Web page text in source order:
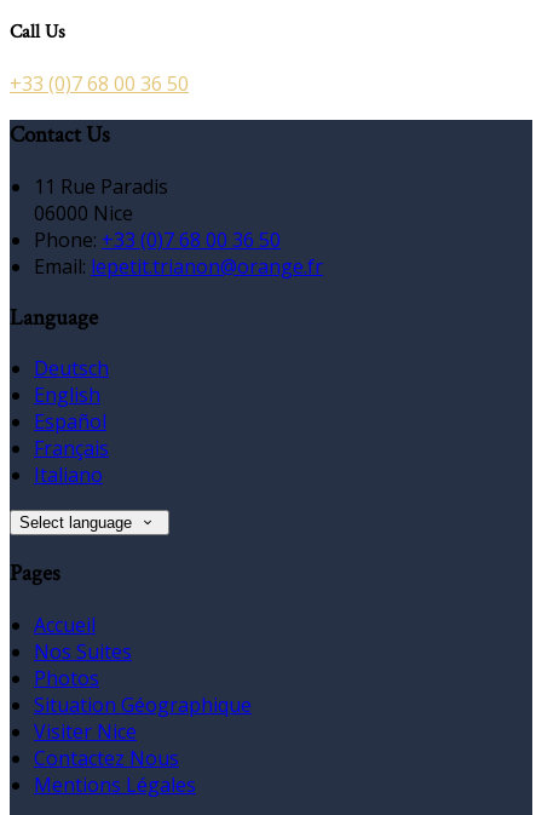
Call Us
+33 (0)7 68 00 36 50
Contact Us
11 Rue Paradis
06000 Nice
Phone: +33 (0)7 68 00 36 50
Email: lepetit.trianon@orange.fr
Language
Deutsch
English
Español
Français
Italiano
Select language
Pages
Accueil
Nos Suites
Photos
Situation Géographique
Visiter Nice
Contactez Nous
Mentions Légales